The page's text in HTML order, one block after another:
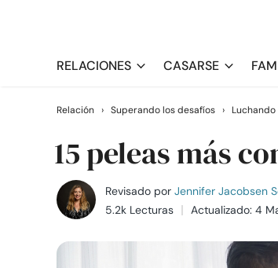
RELACIONES CASARSE
Relación › Superando los desafíos ›
15 peleas más
Revisado por Jennifer Jacobsen
5.2k Lecturas
Actualizado: 4